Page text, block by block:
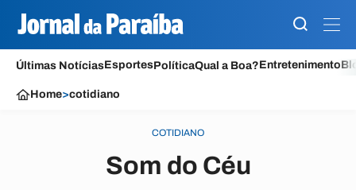
Últimas NotíciasEsportesPolíticaQual a Boa?Entretenimento
Home>cotidiano
COTIDIANO
Som do Céu